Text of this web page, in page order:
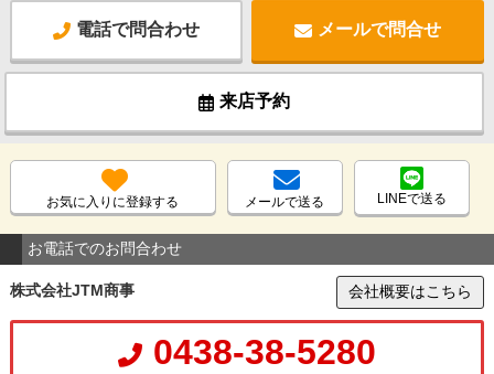
電話で問合わせ メールで問合せ
来店予約
お気に入りに登録する メールで送る LINEで送る
お電話でのお問合わせ
株式会社JTM商事 会社概要はこちら
0438-38-5280